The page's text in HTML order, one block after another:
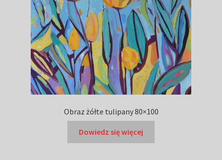
Obraz żółte tulipany 80×100
Dowiedz się więcej